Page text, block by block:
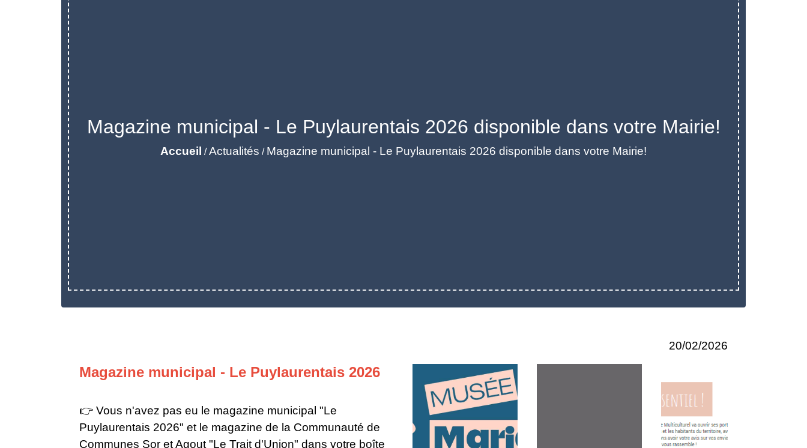
Magazine municipal - Le Puylaurentais 2026 disponible dans votre Mairie!
Accueil /Actualités / Magazine municipal - Le Puylaurentais 2026 disponible dans votre Mairie!
20/02/2026
Magazine municipal - Le Puylaurentais 2026
👉 Vous n'avez pas eu le magazine municipal "Le
Puylaurentais 2026" et le magazine de la Communauté de
Communes Sor et Agout "Le Trait d'Union" dans votre boîte